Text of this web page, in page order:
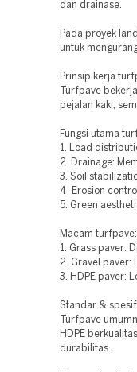
dan drainase.
Pada proyek
untuk
Prinsip kerja
Turfpave
pejalan kaki,
Fungsi utama
1. Load
2. Drainage:
3. Soil
4. Erosion
5. Green
Macam turfpave:
1. Grass paver:
2. Gravel paver:
3. HDPE paver:
Standar &
Turfpave
HDPE
durabilitas.